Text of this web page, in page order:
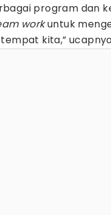
program dan
workuntuk
kita,”